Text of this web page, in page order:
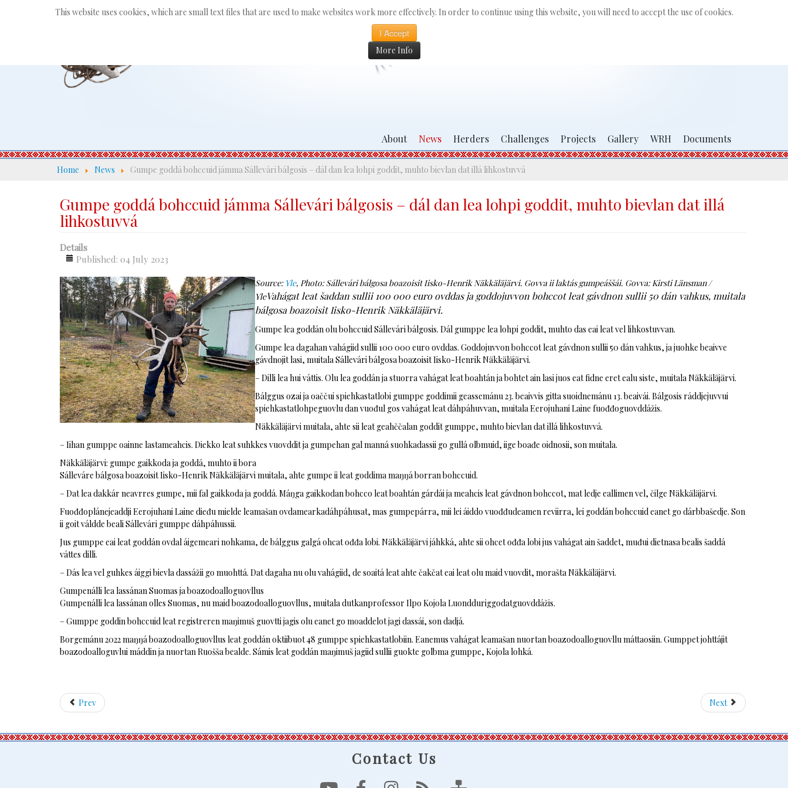
This website uses cookies, which are small text files that are used to make websites work more effectively. In order to continue using this website, you will need to accept the use of cookies.
I Accept
More Info
Search
About News Herders Challenges Projects Gallery WRH Documents
Home News Gumpe goddá bohccuid jámma Sállevári bálgosis – dál dan lea lohpi goddit, muhto bievlan dat illá lihkostuvvá
Gumpe goddá bohccuid jámma Sállevári bálgosis – dál dan lea lohpi goddit, muhto bievlan dat illá
lihkostuvvá
Details
Published: 04 July 2023
Source: Yle, Photo: Sállevári bálgosa boazoisit Iisko-Henrik Näkkäläjärvi. Govva ii laktás gumpeáššái. Govva: Kirsti Länsman /
YleVahágat leat šaddan sullii 100 000 euro ovddas ja goddojuvvon bohccot leat gávdnon sullii 50 dán vahkus, muitala
bálgosa boazoisit Iisko-Henrik Näkkäläjärvi.
Gumpe lea goddán olu bohccuid Sállevári bálgosis. Dál gumppe lea lohpi goddit, muhto das eai leat vel lihkostuvvan.
Gumpe lea dagahan vahágiid sullii 100 000 euro ovddas. Goddojuvvon bohccot leat gávdnon sullii 50 dán vahkus, ja juohke beaivve
gávdnojit lasi, muitala Sállevári bálgosa boazoisit Iisko-Henrik Näkkäläjärvi.
– Dilli lea hui váttis. Olu lea goddán ja stuorra vahágat leat boahtán ja bohtet ain lasi juos eat fidne eret ealu siste, muitala Näkkäläjärvi.
Bálggus ozai ja oaččui spiehkastatlobi gumppe goddimii geassemánu 23. beaivvis gitta suoidnemánu 13. beaivái. Bálgosis ráddjejuvvui
spiehkastatlohpeguovlu dan vuođul gos vahágat leat dáhpáhuvvan, muitala Eerojuhani Laine fuođđoguovddážis.
Näkkäläjärvi muitala, ahte sii leat geahččalan goddit gumppe, muhto bievlan dat illá lihkostuvvá.
– Iihan gumppe oainne lastameahcis. Diekko leat suhkkes vuovddit ja gumpehan gal manná suohkadassii go gullá olbmuid, iige boađe oidnosii, son muitala.
Näkkäläjärvi: gumpe gaikkoda ja goddá, muhto ii bora
Sálleváre bálgosa boazoisit Iisko-Henrik Näkkäläjärvi muitala, ahte gumpe ii leat goddima maŋŋá borran bohccuid.
– Dat lea dakkár neavrres gumpe, mii fal gaikkoda ja goddá. Máŋga gaikkodan bohcco leat boahtán gárdái ja meahcis leat gávdnon bohccot, mat ledje eallimen vel, čilge Näkkäläjärvi.
Fuođđoplánejeaddji Eerojuhani Laine dieđu mielde leamašan ovdamearkadáhpáhusat, mas gumpepárra, mii lei áiddo vuođđudeamen reviirra, lei goddán bohccuid eanet go dárbbašedje. Son
ii goit váldde beali Sállevári gumppe dáhpáhussii.
Jus gumppe eai leat goddán ovdal áigemeari nohkama, de bálggus galgá ohcat ođđa lobi. Näkkäläjärvi jáhkká, ahte sii ohcet ođđa lobi jus vahágat ain šaddet, muđui dietnasa bealis šaddá
váttes dilli.
– Dás lea vel guhkes áiggi bievla dassážii go muohttá. Dat dagaha nu olu vahágiid, de soaitá leat ahte čakčat eai leat olu maid vuovdit, morašta Näkkäläjärvi.
Gumpenálli lea lassánan Suomas ja boazodoalloguovllus
Gumpenálli lea lassánan olles Suomas, nu maid boazodoalloguovllus, muitala dutkanprofessor Ilpo Kojola Luondduriggodatguovddážis.
– Gumppe goddin bohccuid leat registreren maŋimuš guovtti jagis olu eanet go moaddelot jagi dassái, son dadjá.
Borgemánu 2022 maŋŋá boazodoalloguovllus leat goddán oktiibuot 48 gumppe spiehkastatlobiin. Eanemus vahágat leamašan nuortan boazodoalloguovllu máttaosiin. Gumppet johttájit
boazodoalloguvlui máddin ja nuortan Ruošša bealde. Sámis leat goddán maŋimuš jagiid sullii guokte golbma gumppe, Kojola lohká.
Prev Next
Contact Us